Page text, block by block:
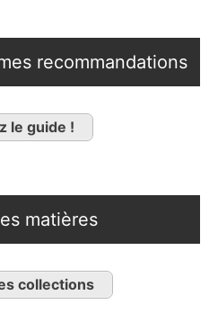
recommandations
le guide !
matières
collections